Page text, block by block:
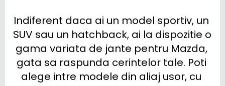
Indiferent daca ai un model sportiv, un
SUV sau un hatchback, ai la dispozitie o
gama variata de jante pentru Mazda,
gata sa raspunda cerintelor tale. Poti
alege intre modele din aliaj usor, cu